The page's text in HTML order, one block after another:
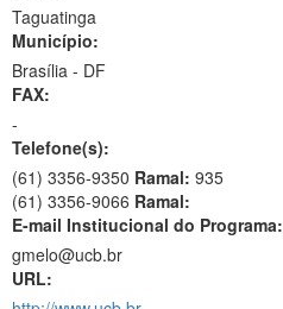
Taguatinga
Município:
Brasília - DF
FAX:
-
Telefone(s):
(61) 3356-9350 Ramal: 935
(61) 3356-9066 Ramal:
E-mail Institucional do Programa:
gmelo@ucb.br
URL: